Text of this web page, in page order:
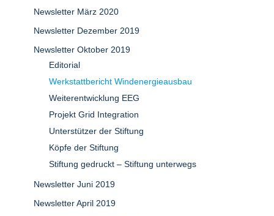
Newsletter März 2020
Newsletter Dezember 2019
Newsletter Oktober 2019
Editorial
Werkstattbericht Windenergieausbau
Weiterentwicklung EEG
Projekt Grid Integration
Unterstützer der Stiftung
Köpfe der Stiftung
Stiftung gedruckt – Stiftung unterwegs
Newsletter Juni 2019
Newsletter April 2019